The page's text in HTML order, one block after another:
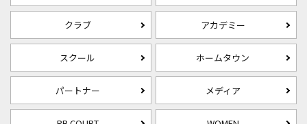
クラブ アカデミー
スクール ホームタウン
パートナー メディア